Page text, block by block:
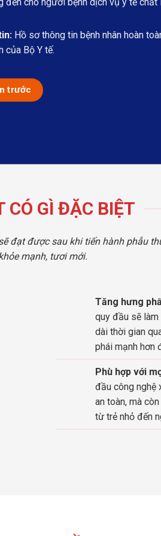
đến cho người bệnh dịch vụ y tế
Hồ sơ thông tin bệnh nhân hoàn
của Bộ Y tế.
trước
CÓ GÌ ĐẶC BIỆT
đạt được sau khi tiến hành phẫu
mạnh, tươi mới.
Tăng hưng
quy đầu sẽ
dài thời gian
phái mạnh hơn
Phù hợp với
đầu công nghệ
an toàn, mà
từ trẻ nhỏ đến